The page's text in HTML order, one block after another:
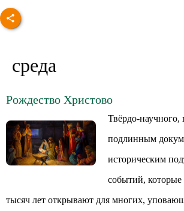
среда
Рождество Христово
Твёрдо-научного,
подлинным
историческим
событий, которые
тысяч лет открывают для многих,